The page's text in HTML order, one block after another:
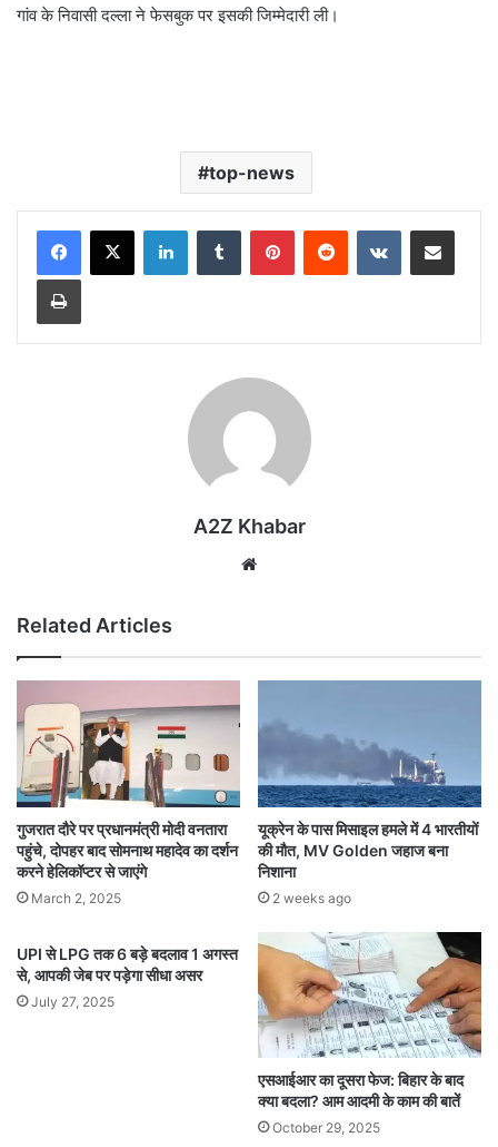
गांव के निवासी दल्ला ने फेसबुक पर इसकी जिम्मेदारी ली।
top-news
LinkedInTumblr PinterestReddit VKontakteShare via Email
Print
A2Z Khabar
Related Articles
गुजरात दौरे पर प्रधानमंत्री मोदी वनतारा
पहुंचे, दोपहर बाद सोमनाथ महादेव का दर्शन
करने हेलिकॉप्टर से जाएंगे
March 2, 2025
यूक्रेन के पास मिसाइल हमले में 4 भारतीयों
की मौत, MV Golden जहाज बना
निशाना
2 weeks ago
UPI से LPG तक 6 बड़े बदलाव 1 अगस्त
से, आपकी जेब पर पड़ेगा सीधा असर
July 27, 2025
एसआईआर का दूसरा फेज: बिहार के बाद
क्या बदला? आम आदमी के काम की बातें
October 29, 2025